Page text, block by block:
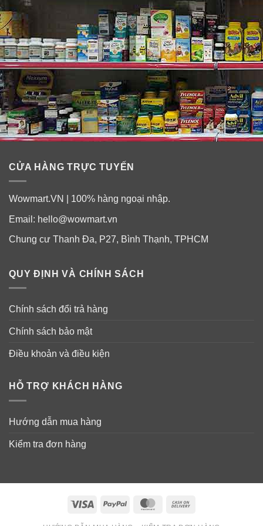
Thành Phần Chính
+Omega 3 chứa DHA, EPA, ALA.
+ Vitamine nhóm B: B1, B6, B12.
+ Vitamine C, D.
+ Biotin.
+ Các vi chất: Calci, magiê, sắt, kẽm, Iod,…
+ Folic acid và các thành phần khá
CỬA HÀNG TRỰC TUYẾN
Wowmart.VN | 100% hàng ngoại nhập.
Email: hello@wowmart.vn
Chung cư Thanh Đa, P27, Bình Thạnh, TPHCM
QUY ĐỊNH VÀ CHÍNH SÁCH
Chính sách đổi trả hàng
Chính sách bảo mật
Điều khoản và điều kiện
HỖ TRỢ KHÁCH HÀNG
Hướng dẫn mua hàng
Kiểm tra đơn hàng
Visa PayPal MasterCard